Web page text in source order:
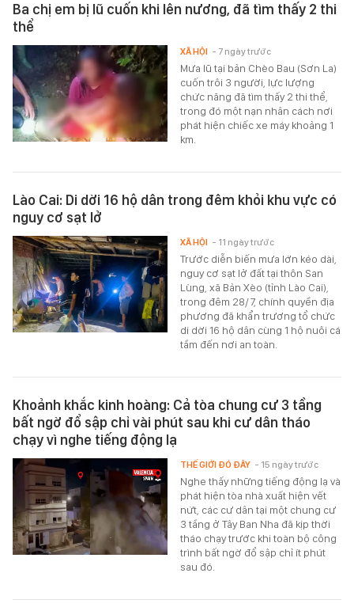
Ba chị em bị lũ cuốn khi lên nương, đã tìm thấy 2 thi
thể
Mưa lũ tại bản Chèo Bau (Sơn La)
cuốn trôi 3 người, lực lượng
chức năng đã tìm thấy 2 thi thể,
trong đó một nạn nhân cách nơi
phát hiện chiếc xe máy khoảng 1
km.
XÃ HỘI - 7 ngày trước
Lào Cai: Di dời 16 hộ dân trong đêm khỏi khu vực có
nguy cơ sạt lở
Trước diễn biến mưa lớn kéo dài,
nguy cơ sạt lở đất tại thôn San
Lùng, xã Bản Xèo (tỉnh Lào Cai),
trong đêm 28/7, chính quyền địa
phương đã khẩn trương tổ chức
di dời 16 hộ dân cùng 1 hộ nuôi cá
tầm đến nơi an toàn.
XÃ HỘI - 11 ngày trước
Khoảnh khắc kinh hoàng: Cả tòa chung cư 3 tầng
bất ngờ đổ sập chỉ vài phút sau khi cư dân tháo
chạy vì nghe tiếng động lạ
Nghe thấy những tiếng động lạ và
phát hiện tòa nhà xuất hiện vết
nứt, các cư dân tại một chung cư
3 tầng ở Tây Ban Nha đã kịp thời
tháo chạy trước khi toàn bộ công
trình bất ngờ đổ sập chỉ ít phút
sau đó.
THẾ GIỚI ĐÓ ĐÂY - 15 ngày trước